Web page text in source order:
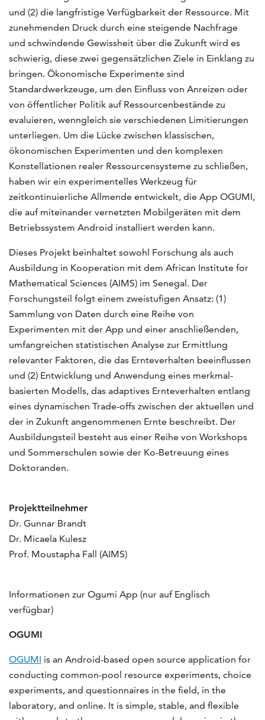
und (2) die langfristige Verfügbarkeit der Ressource. Mit
zunehmenden Druck durch eine steigende Nachfrage
und schwindende Gewissheit über die Zukunft wird es
schwierig, diese zwei gegensätzlichen Ziele in Einklang zu
bringen. Ökonomische Experimente sind
Standardwerkzeuge, um den Einfluss von Anreizen oder
von öffentlicher Politik auf Ressourcenbestände zu
evaluieren, wenngleich sie verschiedenen Limitierungen
unterliegen. Um die Lücke zwischen klassischen,
ökonomischen Experimenten und den komplexen
Konstellationen realer Ressourcensysteme zu schließen,
haben wir ein experimentelles Werkzeug für
zeitkontinuierliche Allmende entwickelt, die App OGUMI,
die auf miteinander vernetzten Mobilgeräten mit dem
Betriebssystem Android installiert werden kann.
Dieses Projekt beinhaltet sowohl Forschung als auch
Ausbildung in Kooperation mit dem African Institute for
Mathematical Sciences (AIMS) im Senegal. Der
Forschungsteil folgt einem zweistufigen Ansatz: (1)
Sammlung von Daten durch eine Reihe von
Experimenten mit der App und einer anschließenden,
umfangreichen statistischen Analyse zur Ermittlung
relevanter Faktoren, die das Ernteverhalten beeinflussen
und (2) Entwicklung und Anwendung eines merkmal-
basierten Modells, das adaptives Ernteverhalten entlang
eines dynamischen Trade-offs zwischen der aktuellen und
der in Zukunft angenommenen Ernte beschreibt. Der
Ausbildungsteil besteht aus einer Reihe von Workshops
und Sommerschulen sowie der Ko-Betreuung eines
Doktoranden.
Projektteilnehmer
Dr. Gunnar Brandt
Dr. Micaela Kulesz
Prof. Moustapha Fall (AIMS)
Informationen zur Ogumi App (nur auf Englisch
verfügbar)
OGUMI
OGUMI is an Android-based open source application for
conducting common-pool resource experiments, choice
experiments, and questionnaires in the field, in the
laboratory, and online. It is simple, stable, and flexible